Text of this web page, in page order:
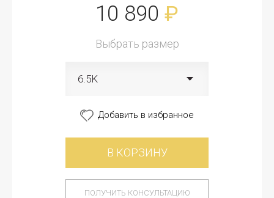
10 890 ₽
Выбрать размер
6.5K
Добавить в избранное
В КОРЗИНУ
ПОЛУЧИТЬ КОНСУЛЬТАЦИЮ